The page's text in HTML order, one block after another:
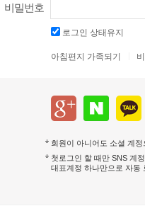
비밀번호
로그인 상태유지
아침편지 가족되기
회원이 아니어도 소셜 계
첫로그인 할 때만 SNS 계
대표계정 하나만으로 자동